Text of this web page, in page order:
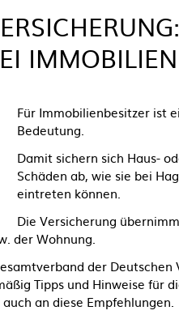
Für Immobilienbesitzer ist
Bedeutung.
Damit sichern sich Haus-
Schäden ab, wie sie bei
eintreten können.
Die Versicherung
der Wohnung.
der
Tipps und Hinweise für
an diese Empfehlungen.